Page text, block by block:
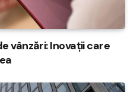
vânzări: Inovații care